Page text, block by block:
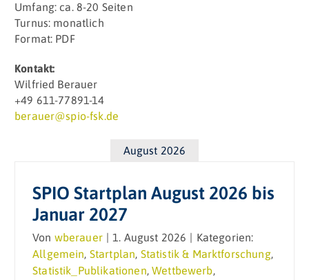
Umfang: ca. 8-20 Seiten
Turnus: monatlich
Format: PDF
Kontakt:
Wilfried Berauer
+49 611-77891-14
berauer@spio-fsk.de
August 2026
SPIO Startplan August 2026 bis
Januar 2027
Von wberauer 1. August 2026
Kategorien:
Allgemein, Startplan, Statistik & Marktforschung,
Statistik_Publikationen,Wettbewerb,